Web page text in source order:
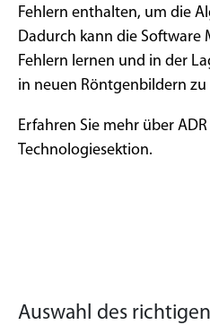
Fehlern enthalten, um die
Dadurch kann die Software
Fehlern lernen und in der
in neuen Röntgenbildern zu
Erfahren Sie mehr über
Technologiesektion.
Auswahl des